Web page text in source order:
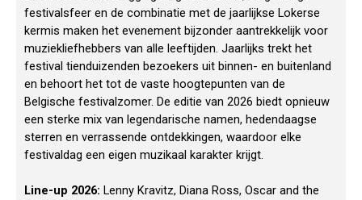
festivalsfeer en de combinatie met de jaarlijkse Lokerse
kermis maken het evenement bijzonder aantrekkelijk voor
muziekliefhebbers van alle leeftijden. Jaarlijks trekt het
festival tienduizenden bezoekers uit binnen- en buitenland
en behoort het tot de vaste hoogtepunten van de
Belgische festivalzomer. De editie van 2026 biedt opnieuw
een sterke mix van legendarische namen, hedendaagse
sterren en verrassende ontdekkingen, waardoor elke
festivaldag een eigen muzikaal karakter krijgt.
Line-up 2026: Lenny Kravitz, Diana Ross, Oscar and the